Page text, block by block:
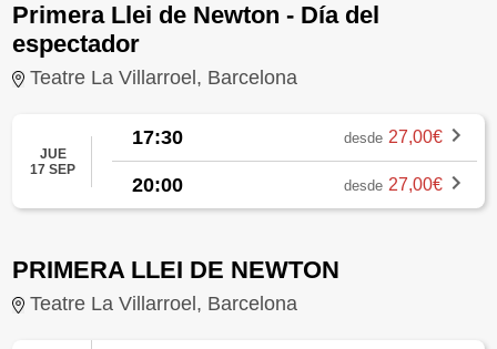
Primera Llei de Newton - Día del
espectador
Teatre La Villarroel, Barcelona
JUE
17 SEP
17:30 desde 27,00€
20:00 desde 27,00€
PRIMERA LLEI DE NEWTON
Teatre La Villarroel, Barcelona